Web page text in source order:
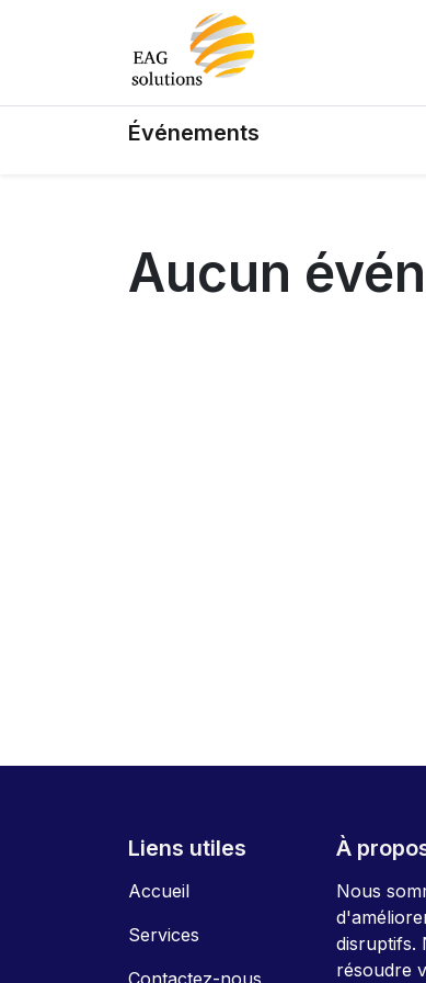
Événements
Aucun
Liens utiles
Accueil
Services
Contactez-nous
À
Nous
disruptifs.
résoudre